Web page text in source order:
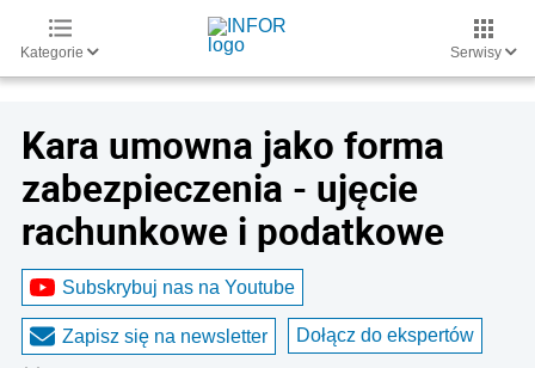
Kategorie Serwisy
Kara umowna jako forma
zabezpieczenia - ujęcie
rachunkowe i podatkowe
Subskrybuj nas na Youtube
Zapisz się na newsletter Dołącz do ekspertów